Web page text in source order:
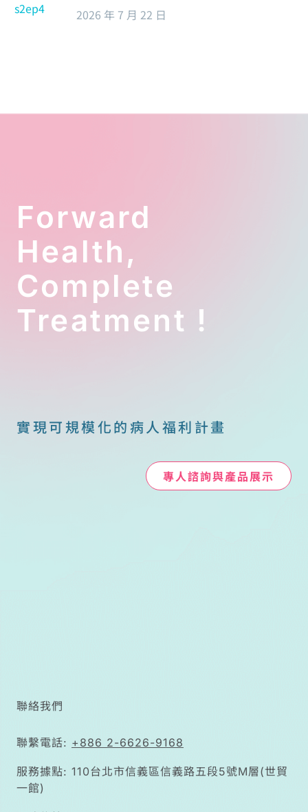
2026 年 7 月 22 日
Forward
Health,
Complete
Treatment !
實現可規模化的病人福利計畫
專人諮詢與產品展示
聯絡我們
聯繫電話: +886 2-6626-9168
服務據點: 110台北市信義區信義路五段5號M層(世貿
一館)